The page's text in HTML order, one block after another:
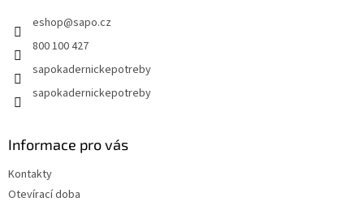
eshop@sapo.cz
800 100 427
sapokadernickepotreby
sapokadernickepotreby
Informace pro vás
Kontakty
Otevírací doba